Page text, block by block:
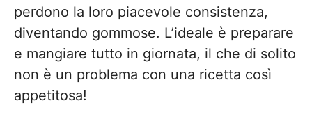
perdono la loro piacevole consistenza,
diventando gommose. L’ideale è preparare
e mangiare tutto in giornata, il che di solito
non è un problema con una ricetta così
appetitosa!